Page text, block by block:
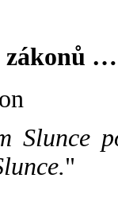
zákonů …
Slunce
"